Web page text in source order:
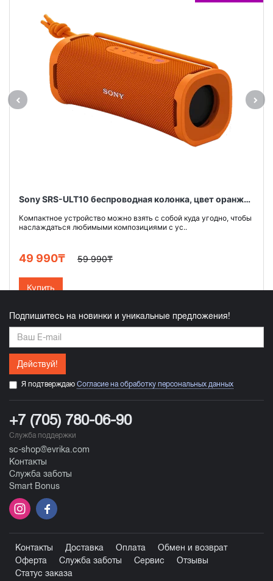
Sony SRS-ULT10 беспроводная колонка, цвет оранжевый
Компактное устройство можно взять с собой куда угодно, чтобы
наслаждаться любимыми композициями с ус..
49 990₸ 59 990₸
Купить
Подпишитесь на новинки и уникальные предложения!
Действуй!
Я подтверждаю Согласие на обработку персональных данных
+7 (705) 780-06-90
Служба поддержки
sc-shop@evrika.com
Контакты
Служба заботы
Smart Bonus
Контакты Доставка Оплата
Обмен и возврат
Оферта
Служба заботы Сервис
Отзывы
Статус заказа